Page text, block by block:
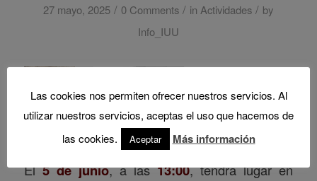
27 mayo, 2025 / 0 Comments / in Actividades / by
Info_IUU
El5 de junio, a las13:00, tendrá lugar en
Las cookies nos permiten ofrecer nuestros servicios. Al
utilizar nuestros servicios, aceptas el uso que hacemos de
las cookies.
Aceptar Más información